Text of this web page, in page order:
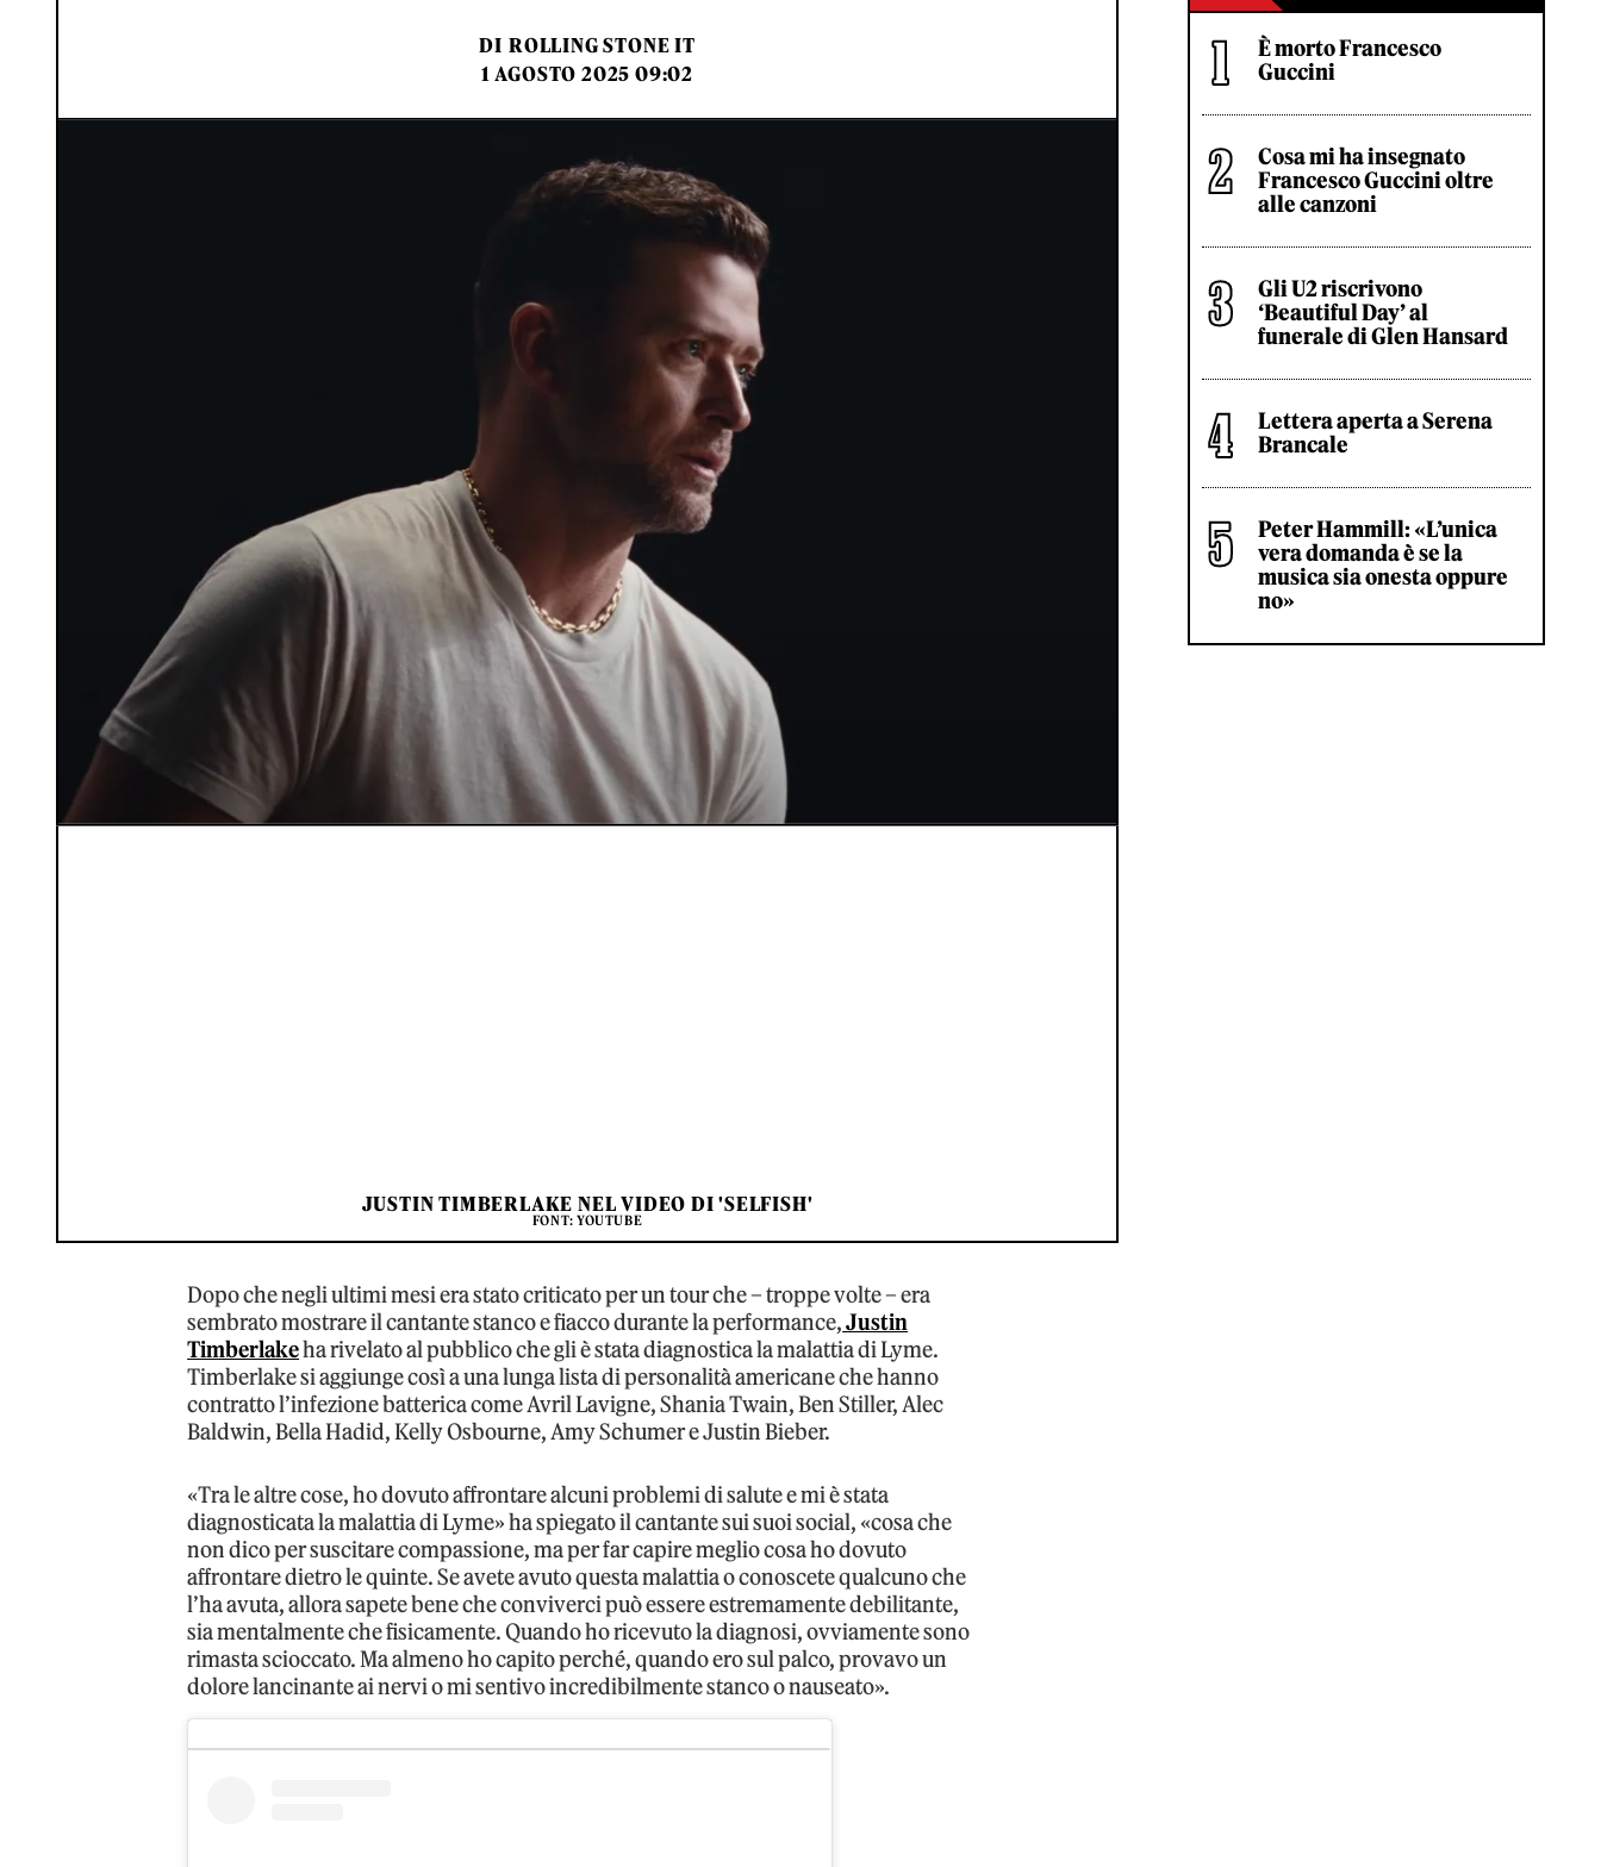
DI ROLLING STONE IT
1 AGOSTO 2025 09:02
JUSTIN TIMBERLAKE NEL VIDEO DI 'SELFISH'
FONT: YOUTUBE
Dopo che negli ultimi mesi era stato criticato per un tour che – troppe volte – era
sembrato mostrare il cantante stanco e fiacco durante la performance,Justin
Timberlakeha rivelato al pubblico che gli è stata diagnostica la malattia di Lyme.
Timberlake si aggiunge così a una lunga lista di personalità americane che hanno
contratto l’infezione batterica come Avril Lavigne, Shania Twain, Ben Stiller, Alec
Baldwin, Bella Hadid, Kelly Osbourne, Amy Schumer e Justin Bieber.
«Tra le altre cose, ho dovuto affrontare alcuni problemi di salute e mi è stata
diagnosticata la malattia di Lyme» ha spiegato il cantante sui suoi social, «cosa che
non dico per suscitare compassione, ma per far capire meglio cosa ho dovuto
affrontare dietro le quinte. Se avete avuto questa malattia o conoscete qualcuno che
l’ha avuta, allora sapete bene che conviverci può essere estremamente debilitante,
sia mentalmente che fisicamente. Quando ho ricevuto la diagnosi, ovviamente sono
rimasta scioccato. Ma almeno ho capito perché, quando ero sul palco, provavo un
dolore lancinante ai nervi o mi sentivo incredibilmente stanco o nauseato».
È morto Francesco
Guccini
Cosa mi ha insegnato
Francesco Guccini oltre
alle canzoni
Gli U2 riscrivono
‘Beautiful Day’ al
funerale di Glen Hansard
Lettera aperta a Serena
Brancale
Peter Hammill: «L’unica
vera domanda è se la
musica sia onesta oppure
no»